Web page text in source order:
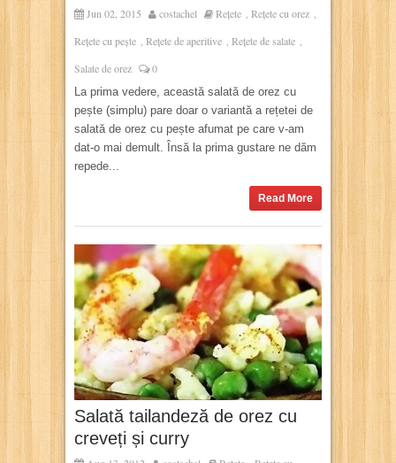
Jun 02, 2015 costachel Rețete , Rețete cu orez ,
Rețete cu pește , Rețete de aperitive , Rețete de salate ,
Salate de orez 0
La prima vedere, această salată de orez cu
pește (simplu) pare doar o variantă a rețetei de
salată de orez cu pește afumat pe care v-am
dat-o mai demult. Însă la prima gustare ne dăm
repede...
Read More
Salată tailandeză de orez cu
creveți și curry